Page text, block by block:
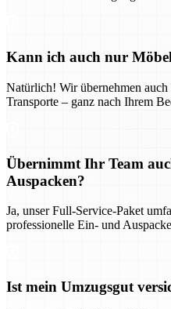
Kann ich auch nur
Natürlich! Wir übernehmen
Transporte – ganz nach Ihrem
Übernimmt Ihr Team
Auspacken?
Ja, unser Full-Service-Paket
professionelle Ein- und
Ist mein Umzugsgut